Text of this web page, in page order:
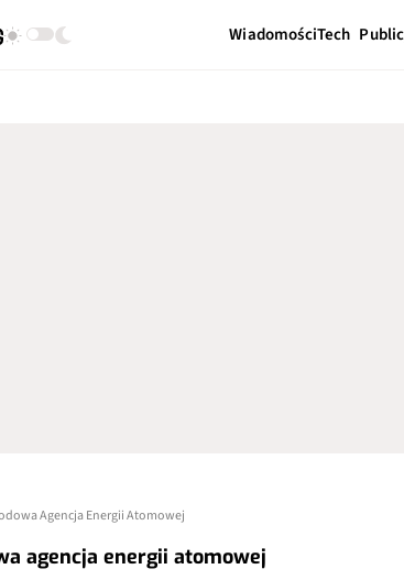
WiadomościTech
Agencja Energii Atomowej
agencja energii atomowej